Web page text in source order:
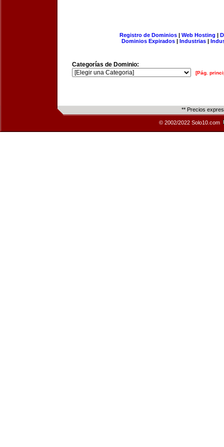
Registro de Dominios| Web Hosting |
Dominios Expirados | Industrias |
Categorías de Dominio:
[Pág.
** Precios
© 2002/2022 Solo10.com